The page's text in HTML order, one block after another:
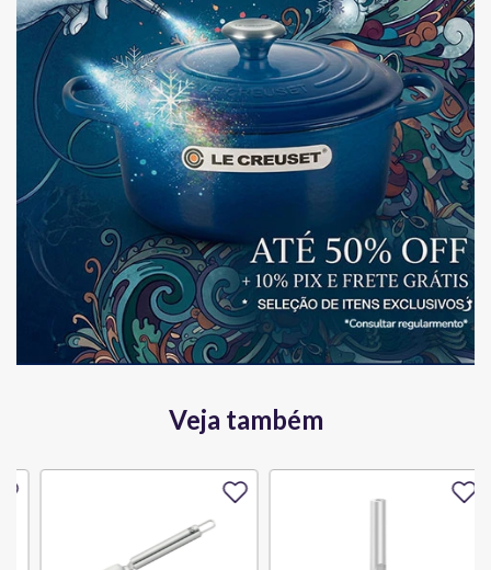
Veja também